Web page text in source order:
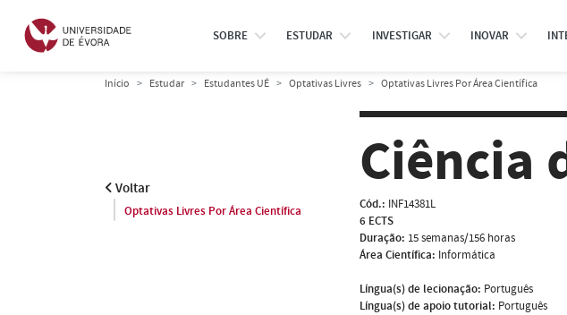
SOBRE ESTUDAR INVESTIGAR INOVAR
Início Estudar Estudantes UÉ Optativas Livres Optativas Livres Por Área Científica
Voltar
Optativas Livres Por Área Científica
Ciência
Cód.: INF14381L
6 ECTS
Duração: 15 semanas/156 horas
Área Científica: Informática
Língua(s) de lecionação: Português
Língua(s) de apoio tutorial: Português